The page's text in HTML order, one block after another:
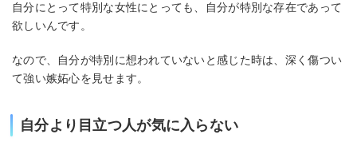
自分にとって特別な女性にとっても、自分が特別な存在であって
欲しいんです。
なので、自分が特別に想われていないと感じた時は、深く傷つい
て強い嫉妬心を見せます。
自分より目立つ人が気に入らない